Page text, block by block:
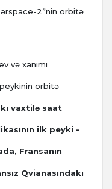
2”nin orbitə
və xanımı
orbitə
vaxtilə saat
ilk peyki -
Fransanın
Qvianasındakı